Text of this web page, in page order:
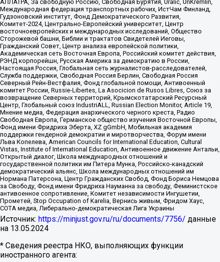
АЛЛАТРА, За свободную Россию, Свободная Бурятия, Uralic, UnKremlin,
Международная федерация транспортных рабочих, ИстЧам Финланд,
Гудзоновский институт, Фонд Демократического Развития,
Комитет-2024, Центрально-Европейский университет, Центр
восточноевропейских и международных исследований, Общество
Сторожевой башни, Библии и трактатов Свидетелей Иеговы,
Гражданский Совет, Центр анализа европейской политики,
Академическая сеть Восточная Европа, Российский комитет действия,
РЭНД корпорейшн, Русская Америка за демократию в России,
Настоящая Россия, Глобальная сеть журналистов-расследователей,
Служба поддержки, Свободная Россия Берлин, Свободная Россия
Северный Рейн-Вестфалия, Фонд глобальной помощи, Антивоенный
комитет России, Russie-Libertes, La Asocicion de Rusos Libres, Союз за
возвращение Северных территорий, Крымскотатарский Ресурсный
Центр, Глобальный союз IndustriALL, Russian Election Monitor, Article 19,
Мнение медиа, Федерация анархического черного креста, Радио
Свободная Европа, Германское общество изучения Восточной Европы,
Фонд имени Фридриха Эберта, XZ gGmbH, Мобильная академия
поддержки гендерной демократии и миротворчества, Форум имени
Льва Копелева, American Councils for International Education, Cultural
Vistas, Institute of International Education, Антивоенное движение Антальи,
Открытый диалог, Школа международных отношений и
государственной политики им Питера Мунка, Российско-канадский
демократический альянс, Школа международных отношений им
Нормана Патерсона, Центр Гражданских Свобод, Фонд Бориса Немцова
за Свободу, Фонд имени Фридриха Науманна за свободу, Феминистское
антивоенное сопротивление, Комитет независимости Ингушетии,
Прометей, Stop Occupation of Karelia, Вернись живым, Фридом Хаус,
СОТА медиа, Либерально-демократическая Лига Украины
Источник: https://minjust.gov.ru/ru/documents/7756/ данные
на 13.05.2024
* Сведения реестра НКО, выполняющих функции
иностранного агента: